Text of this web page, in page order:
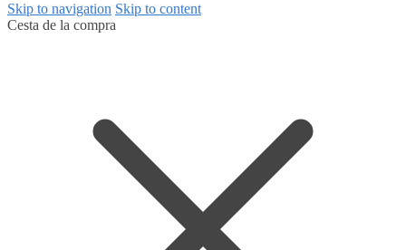
Skip to navigation Skip to content
Cesta de la compra